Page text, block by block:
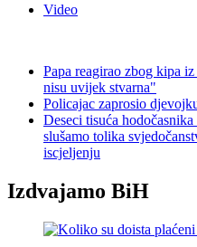
Video
Papa reagirao zbog kipa
nisu uvijek stvarna"
Policajac zaprosio
Deseci tisuća
slušamo tolika
iscjeljenju
Izdvajamo BiH